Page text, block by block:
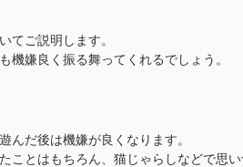
てご説明します。
機嫌良く振る舞ってくれるでしょう。
んだ後は機嫌が良くなります。
ことはもちろん、猫じゃらしなどで思い